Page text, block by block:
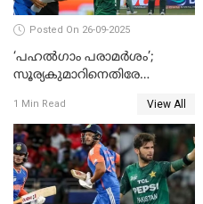
Posted On 26-09-2025
‘പഹൽഗാം പരാമർശം’;
സൂര്യകുമാറിനെതിരേ
ഹാരിസ് റൗഫിനും പിഴ ശിക്ഷ
1 Min Read View All